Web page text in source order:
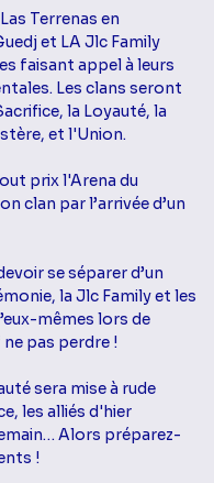
Terrenas en
et LA Jlc Family
faisant appel à leurs
Les clans seront
la Loyauté, la
et l'Union.
prix l'Arena du
clan par l’arrivée d’un
se séparer d’un
la Jlc Family et les
mêmes lors de
pas perdre !
sera mise à rude
les alliés d'hier
Alors préparez-
!